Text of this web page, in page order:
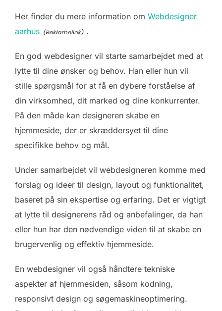
Her finder du mere information om Webdesigner
aarhus
.
En god webdesigner vil starte samarbejdet med at
lytte til dine ønsker og behov. Han eller hun vil
stille spørgsmål for at få en dybere forståelse af
din virksomhed, dit marked og dine konkurrenter.
På den måde kan designeren skabe en
hjemmeside, der er skræddersyet til dine
specifikke behov og mål.
Under samarbejdet vil webdesigneren komme med
forslag og ideer til design, layout og funktionalitet,
baseret på sin ekspertise og erfaring. Det er vigtigt
at lytte til designerens råd og anbefalinger, da han
eller hun har den nødvendige viden til at skabe en
brugervenlig og effektiv hjemmeside.
En webdesigner vil også håndtere tekniske
aspekter af hjemmesiden, såsom kodning,
responsivt design og søgemaskineoptimering.